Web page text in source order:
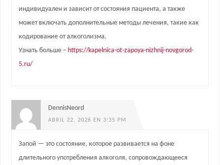
индивидуален и зависит от состояния пациента, а также
может включать дополнительные методы лечения, такие как
кодирование от алкоголизма.
Узнать больше – https://kapelnica-ot-zapoya-nizhnij-novgorod-
5.ru/
DennisNeord
ABRIL 22, 2026 EN 3:35 PM
Запой — это состояние, которое развивается на фоне
длительного употребления алкоголя, сопровождающееся